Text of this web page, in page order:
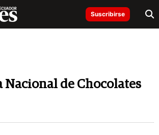
Suscribirse
Nacional de Chocolates